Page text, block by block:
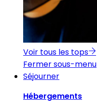
Voir tous les tops
Fermer sous-menu
Séjourner
Hébergements